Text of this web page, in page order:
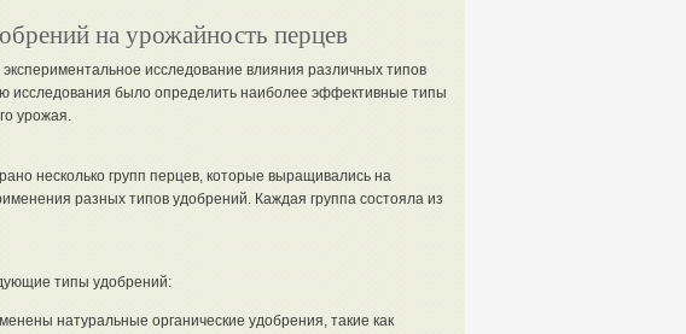
на урожайность перцев
исследование влияния различных типов
исследования было определить наиболее эффективные типы
урожая.
несколько групп перцев, которые выращивались на
разных типов удобрений. Каждая группа состояла из
типы удобрений:
натуральные органические удобрения, такие как